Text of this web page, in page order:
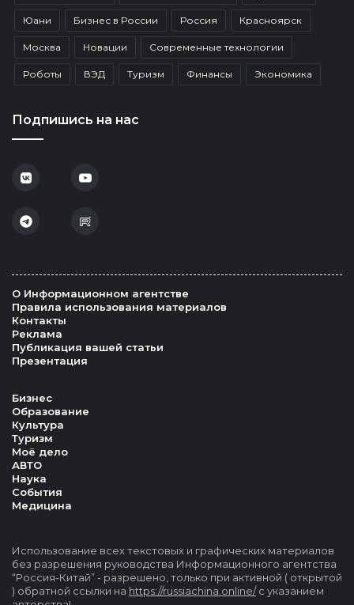
Юани Бизнес в России Россия Красноярск
Москва Новации Современные технологии
Роботы ВЭД Туризм Финансы Экономика
Подпишись на нас
О Информационном агентстве
Правила использования материалов
Контакты
Реклама
Публикация вашей статьи
Презентация
Бизнес
Образование
Культура
Туризм
Моё дело
АВТО
Наука
События
Медицина
Использование всех текстовых и графических материалов
без разрешения руководства Информационного агентства
“Россия-Китай” - разрешено, только при активной ( открытой
) обратной ссылки на https://russiachina.online/с указанием